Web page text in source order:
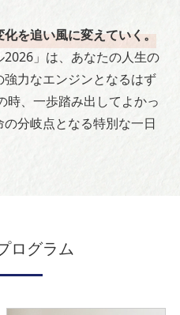
を追い風に変えていく。
2026」は、あなたの人生の
強力なエンジンとなるはず
時、一歩踏み出してよかっ
分岐点となる特別な一日
ログラム